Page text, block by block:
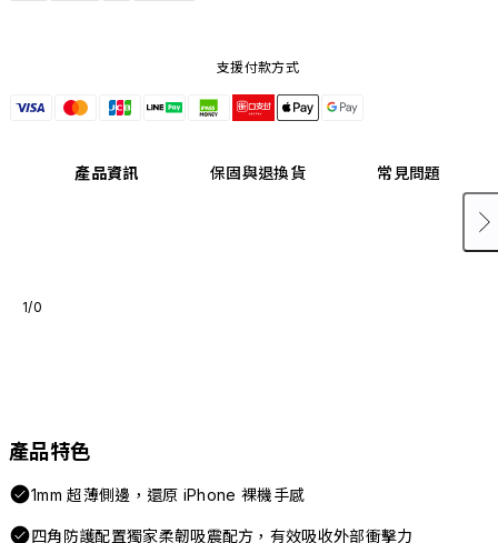
支援付款方式
產品資訊 保固與退換貨 常見問題
1/0
產品特色
1mm 超薄側邊，還原 iPhone 裸機手感
四角防護配置獨家柔韌吸震配方，有效吸收外部衝擊力